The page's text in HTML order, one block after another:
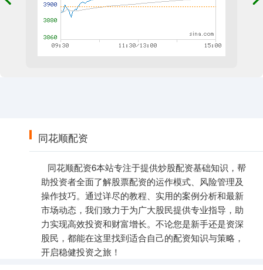
同花顺配资
同花顺配资6本站专注于提供炒股配资基础知识，帮
助投资者全面了解股票配资的运作模式、风险管理及
操作技巧。通过详尽的教程、实用的案例分析和最新
市场动态，我们致力于为广大股民提供专业指导，助
力实现高效投资和财富增长。不论您是新手还是资深
股民，都能在这里找到适合自己的配资知识与策略，
开启稳健投资之旅！